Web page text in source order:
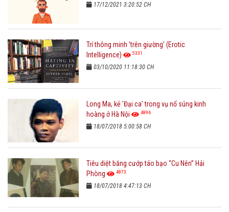
17/12/2021 3:20:52 CH
Trí thông minh 'trên giường' (Erotic
Intelligence)
5331
03/10/2020 11:18:30 CH
Long Ma, kẻ 'Đại ca' trong vụ nổ súng kinh
hoàng ở Hà Nội
4896
18/07/2018 5:00:58 CH
Tiêu diệt băng cướp táo bạo “Cu Nên” Hải
Phòng
4873
18/07/2018 4:47:13 CH